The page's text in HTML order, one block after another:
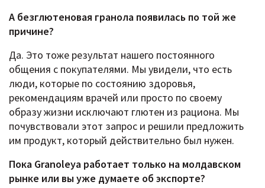
А безглютеновая гранола появилась по той же
причине?
Да. Это тоже результат нашего постоянного
общения с покупателями. Мы увидели, что есть
люди, которые по состоянию здоровья,
рекомендациям врачей или просто по своему
образу жизни исключают глютен из рациона. Мы
почувствовали этот запрос и решили предложить
им продукт, который действительно был нужен.
Пока Granoleya работает только на молдавском
рынке или вы уже думаете об экспорте?